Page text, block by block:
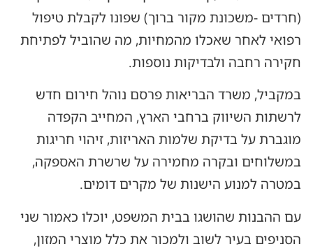
(חרדים -משכונת מקור ברוך) שפונו לקבלת טיפול
רפואי לאחר שאכלו מהמחיות, מה שהוביל לפתיחת
חקירה רחבה ולבדיקות נוספות.
במקביל, משרד הבריאות פרסם נוהל חירום חדש
לרשתות השיווק ברחבי הארץ, המחייב הקפדה
מוגברת על בדיקת שלמות האריזות, זיהוי חריגות
במשלוחים ובקרה מחמירה על שרשרת האספקה,
במטרה למנוע הישנות של מקרים דומים.
עם ההבנות שהושגו בבית המשפט, יוכלו כאמור שני
הסניפים בעיר לשוב ולמכור את כלל מוצרי המזון,